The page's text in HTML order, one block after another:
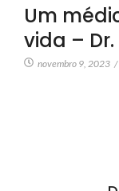
Um
vida –
novembro 9, 2023 /